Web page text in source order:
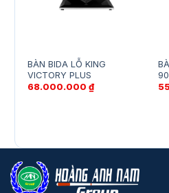
BÀN BIDA LỖ KING
VICTORY PLUS
68.000.000 ₫